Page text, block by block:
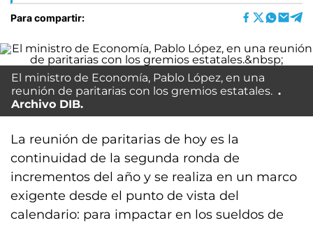
Para compartir:
El ministro de Economía, Pablo López, en una
reunión de paritarias con los gremios estatales.
Archivo DIB.
La reunión de paritarias de hoy es la
continuidad de la segunda ronda de
incrementos del año y se realiza en un marco
exigente desde el punto de vista del
calendario: para impactar en los sueldos de